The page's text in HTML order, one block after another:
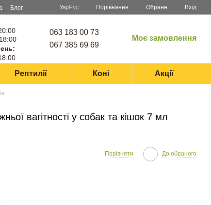
Блог Укр Рус Порівняння Обране Вхід
063 183 00 73
067 385 69 69
Моє замовлення
Рептилії Коні Акції
вагітності у собак та кішок 7 мл
Порівняти До обраного